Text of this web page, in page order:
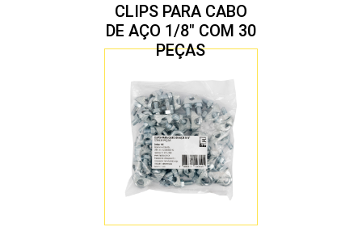
CLIPS PARA CABO
DE AÇO 1/8″ COM 30
PEÇAS